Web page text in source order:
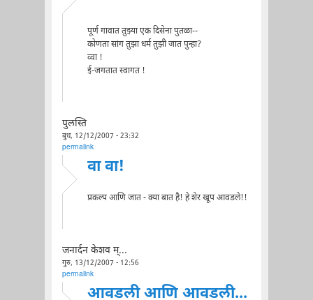
पूर्ण गावात तुझ्या एक दिसेना पुतळा--
कोणता सांग तुझा धर्म तुझी जात पुन्हा?
व्वा !
ई-जगतात स्वागत !
पुलस्ति
बुध, 12/12/2007 - 23:32
permalink
वा वा!
प्रकल्प आणि जात - क्या बात है! हे शेर खूप आवडले!!
जनार्दन केशव म्...
गुरु, 13/12/2007 - 12:56
permalink
आवडली आणि आवडली...